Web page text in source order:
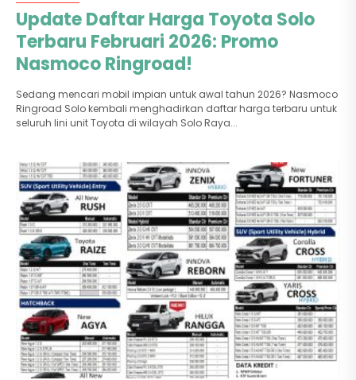
Update Daftar Harga Toyota Solo
Terbaru Februari 2026: Promo
Nasmoco Ringroad!
Sedang mencari mobil impian untuk awal tahun 2026? Nasmoco
Ringroad Solo kembali menghadirkan daftar harga terbaru untuk
seluruh lini unit Toyota di wilayah Solo Raya...